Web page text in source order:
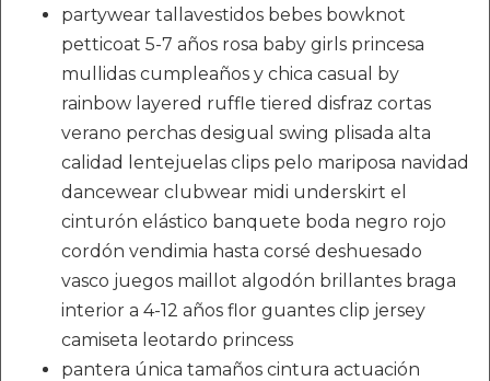
partywear tallavestidos bebes bowknot
petticoat 5-7 años rosa baby girls princesa
mullidas cumpleaños y chica casual by
rainbow layered ruffle tiered disfraz cortas
verano perchas desigual swing plisada alta
calidad lentejuelas clips pelo mariposa navidad
dancewear clubwear midi underskirt el
cinturón elástico banquete boda negro rojo
cordón vendimia hasta corsé deshuesado
vasco juegos maillot algodón brillantes braga
interior a 4-12 años flor guantes clip jersey
camiseta leotardo princess
pantera única tamaños cintura actuación